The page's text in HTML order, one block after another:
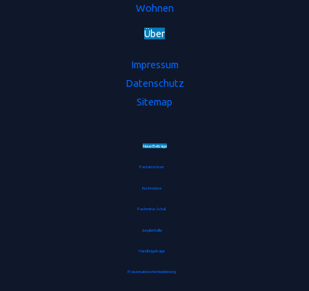
Wohnen
Über
Impressum
Datenschutz
Sitemap
Neue Beiträge
Pastatrockner
Kochmütze
Pashmina-Schal
Jonglierbälle
Handbügelsäge
Präsentationsfernbedienung